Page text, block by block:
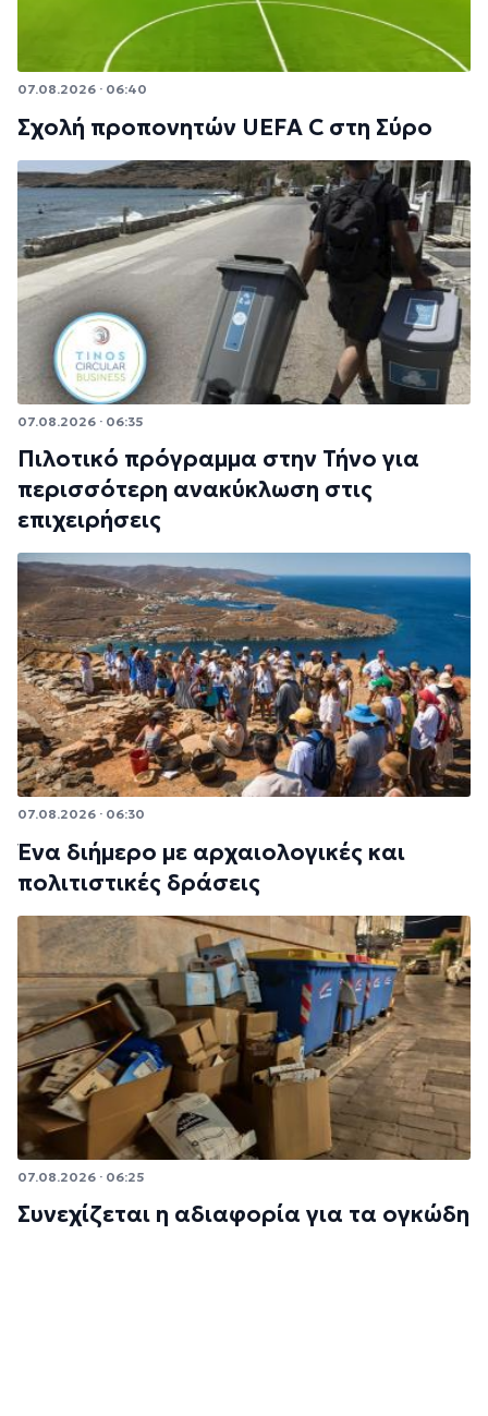
07.08.2026 · 06:40
Σχολή προπονητών UEFA C στη Σύρο
07.08.2026 · 06:35
Πιλοτικό πρόγραμμα στην Τήνο για
περισσότερη ανακύκλωση στις
επιχειρήσεις
07.08.2026 · 06:30
Ένα διήμερο με αρχαιολογικές και
πολιτιστικές δράσεις
07.08.2026 · 06:25
Συνεχίζεται η αδιαφορία για τα ογκώδη